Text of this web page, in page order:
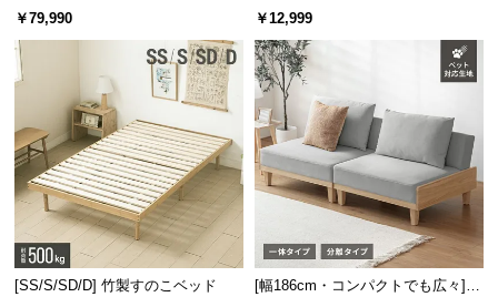
最高100℃まで耐える優れた耐熱性
強化ガラス天板の耐熱温度は約100℃。お湯などの熱
いものをこぼしても気にせずお使いいただけます。
ニングテーブル 6人掛け 天然木突
板 美しい格子デザイン
￥79,990
キャスター付き 上下左右角度調節
￥12,999
[SS/S/SD/D] 竹製すのこベッド
[幅186cm・コンパクトでも広々] 3